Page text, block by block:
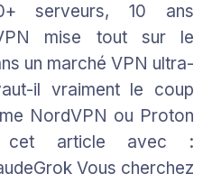
serveurs, 10 ans
mise tout sur le
un marché VPN ultra-
il vraiment le coup
NordVPN ou Proton
cet article avec :
Vous cherchez